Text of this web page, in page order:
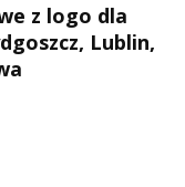
z logo dla
Lublin,